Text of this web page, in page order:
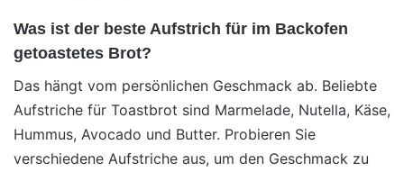
Was ist der beste Aufstrich für im Backofen
getoastetes Brot?
Das hängt vom persönlichen Geschmack ab. Beliebte
Aufstriche für Toastbrot sind Marmelade, Nutella, Käse,
Hummus, Avocado und Butter. Probieren Sie
verschiedene Aufstriche aus, um den Geschmack zu